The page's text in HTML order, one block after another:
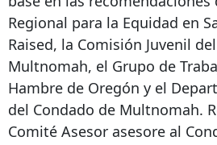
Regional para la Equidad en
Raised, la Comisión Juvenil
Multnomah, el Grupo de
Hambre de Oregón y el
del Condado de Multnomah.
Comité Asesor asesore al